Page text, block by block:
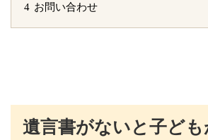
4 お問い合わせ
遺言書がないと子ども